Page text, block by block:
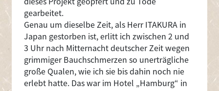
gearbeitet.
Genau um dieselbe Zeit, als Herr ITAKURA in
Japan gestorben ist, erlitt ich zwischen 2 und
3 Uhr nach Mitternacht deutscher Zeit wegen
grimmiger Bauchschmerzen so unerträgliche
große Qualen, wie ich sie bis dahin noch nie
erlebt hatte. Das war im Hotel „Hamburg“ in